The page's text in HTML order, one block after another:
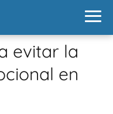
evitar la
en